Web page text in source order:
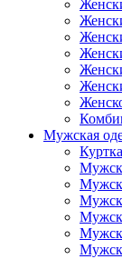
Мужская